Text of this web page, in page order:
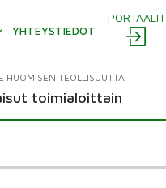
PORTAALIT
YHTEYSTIEDOT
HUOMISEN TEOLLISUUTTA
toimialoittain